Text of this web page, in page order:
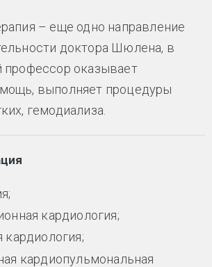
– еще одно направление
доктора Шюлена, в
профессор оказывает
выполняет процедуры
гемодиализа.
кардиология;
кардиология;
кардиопульмональная